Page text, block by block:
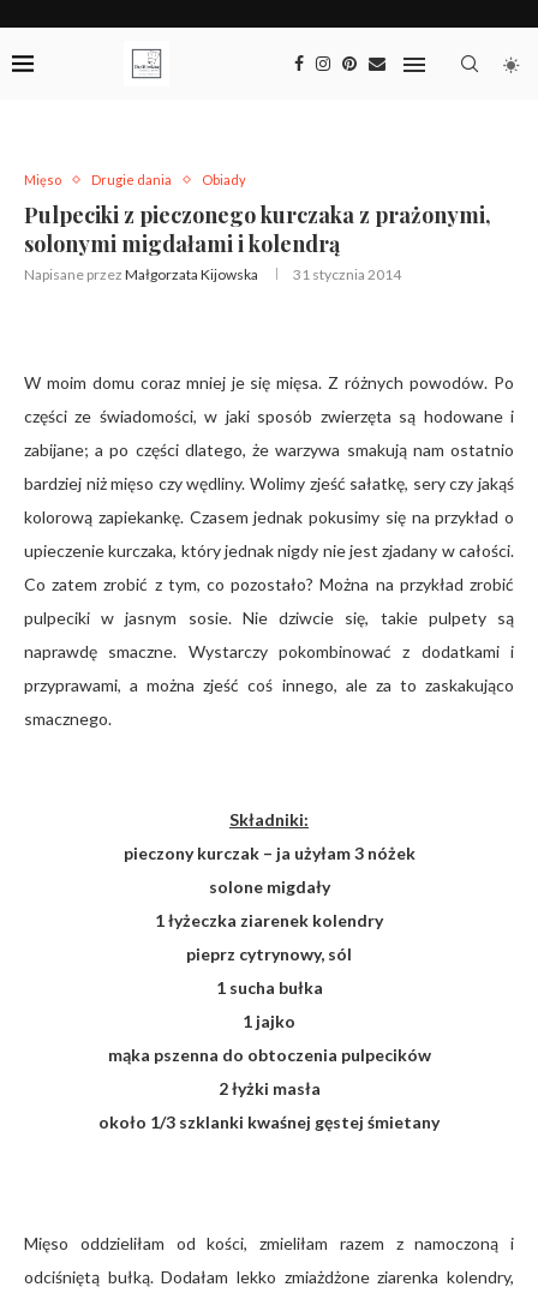
Mięso Drugie dania Obiady
Pulpeciki z pieczonego kurczaka z prażonymi,
solonymi migdałami i kolendrą
Napisane przez Małgorzata Kijowska 31 stycznia 2014
W moim domu coraz mniej je się mięsa. Z różnych powodów. Po
części ze świadomości, w jaki sposób zwierzęta są hodowane i
zabijane; a po części dlatego, że warzywa smakują nam ostatnio
bardziej niż mięso czy wędliny. Wolimy zjeść sałatkę, sery czy jakąś
kolorową zapiekankę. Czasem jednak pokusimy się na przykład o
upieczenie kurczaka, który jednak nigdy nie jest zjadany w całości.
Co zatem zrobić z tym, co pozostało? Można na przykład zrobić
pulpeciki w jasnym sosie. Nie dziwcie się, takie pulpety są
naprawdę smaczne. Wystarczy pokombinować z dodatkami i
przyprawami, a można zjeść coś innego, ale za to zaskakująco
smacznego.
Składniki:
pieczony kurczak – ja użyłam 3 nóżek
solone migdały
1 łyżeczka ziarenek kolendry
pieprz cytrynowy, sól
1 sucha bułka
1 jajko
mąka pszenna do obtoczenia pulpecików
2 łyżki masła
około 1/3 szklanki kwaśnej gęstej śmietany
Mięso oddzieliłam od kości, zmieliłam razem z namoczoną i
odciśniętą bułką. Dodałam lekko zmiażdżone ziarenka kolendry,